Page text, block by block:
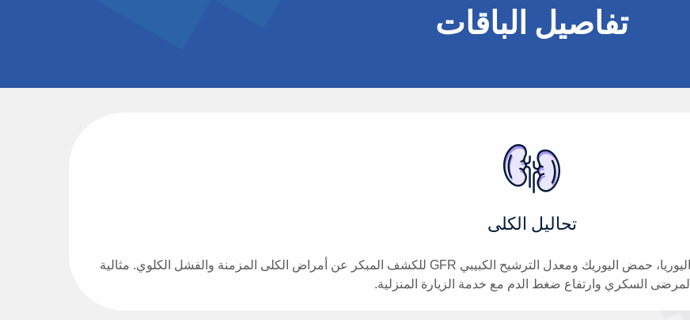
تفاصيل الباقات
تحاليل الكلى
باقة تحاليل متكاملة لوظائف الكلى تشمل الكرياتينين، اليوريا، حمض اليوريك ومعدل الترشيح الكبيبي GFR للكشف المبكر عن أمراض الكلى المزمنة والفشل الكلوي. مثالية
لمرضى السكري وارتفاع ضغط الدم مع خدمة الزيارة المنزلية.